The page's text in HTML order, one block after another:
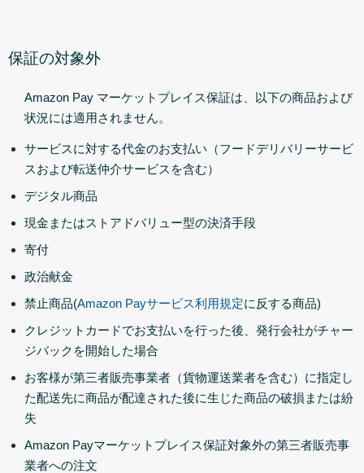
保証の対象外
Amazon Pay マーケットプレイス保証は、以下の商品および
状況には適用されません。
サービスに対する代金のお支払い（フードデリバリーサービ
スおよび転送仲介サービスを含む）
デジタル商品
現金またはストアドバリュー型の決済手段
寄付
政治献金
禁止商品(Amazon Payサービス利用規定に反する商品)
クレジットカードでお支払いを行った後、発行会社がチャー
ジバックを開始した場合
お客様が第三者販売事業者（貨物運送業者を含む）に指定し
た配送先に商品が配達された後に生じた商品の破損または紛
失
Amazon Payマーケットプレイス保証対象外の第三者販売事
業者への注文